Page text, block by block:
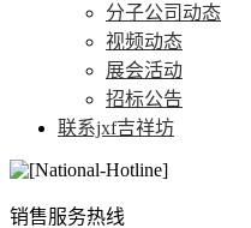
分子公司动态
视频动态
展会活动
招标公告
联系jxf吉祥坊
销售服务热线